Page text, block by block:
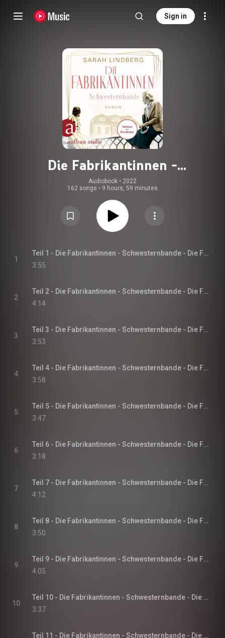
Sign in
Die Fabrikantinnen -
Schwesternbande - Die
Fabrikantinnen-Saga, Band 1
(Ungekürzt)
Audiobook • 2022
162 songs • 9 hours, 59 minutes
1
Teil 1 - Die Fabrikantinnen - Schwesternbande - Die Fabrikantinnen-Saga, Band 1
3:55
2
Teil 2 - Die Fabrikantinnen - Schwesternbande - Die Fabrikantinnen-Saga, Band 1
4:14
3
Teil 3 - Die Fabrikantinnen - Schwesternbande - Die Fabrikantinnen-Saga, Band 1
3:53
4
Teil 4 - Die Fabrikantinnen - Schwesternbande - Die Fabrikantinnen-Saga, Band 1
3:58
5
Teil 5 - Die Fabrikantinnen - Schwesternbande - Die Fabrikantinnen-Saga, Band 1
3:47
6
Teil 6 - Die Fabrikantinnen - Schwesternbande - Die Fabrikantinnen-Saga, Band 1
3:18
7
Teil 7 - Die Fabrikantinnen - Schwesternbande - Die Fabrikantinnen-Saga, Band 1
4:12
8
Teil 8 - Die Fabrikantinnen - Schwesternbande - Die Fabrikantinnen-Saga, Band 1
3:50
9
Teil 9 - Die Fabrikantinnen - Schwesternbande - Die Fabrikantinnen-Saga, Band 1
4:05
10
Teil 10 - Die Fabrikantinnen - Schwesternbande - Die Fabrikantinnen-Saga, Band 1
3:37
Teil 11 - Die Fabrikantinnen - Schwesternbande - Die Fabrikantinnen-Saga, Band 1